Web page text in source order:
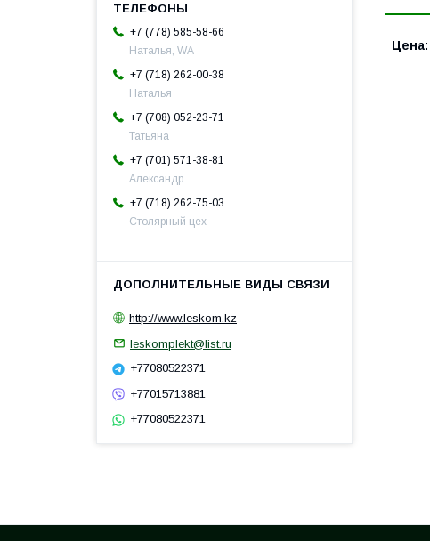
Цена:
+7 (778) 585-58-66
Наталья, WA
+7 (718) 262-00-38
Наталья
+7 (708) 052-23-71
Татьяна
+7 (701) 571-38-81
Александр
+7 (718) 262-75-03
Столярный цех
http://www.leskom.kz
leskomplekt@list.ru
+77080522371
+77015713881
+77080522371